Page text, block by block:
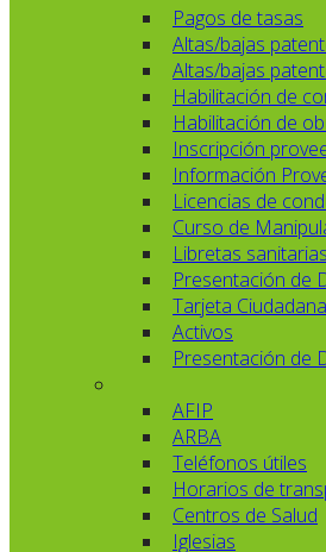
Pagos de tasas
Altas/bajas
Altas/bajas
Habilitación de
Habilitación de
Inscripción
Información
Licencias de
Curso de
Libretas sanitarias
Presentación de
Tarjeta Ciudadana
Activos
Presentación de
AFIP
ARBA
Teléfonos útiles
Horarios de
Centros de Salud
Iglesias